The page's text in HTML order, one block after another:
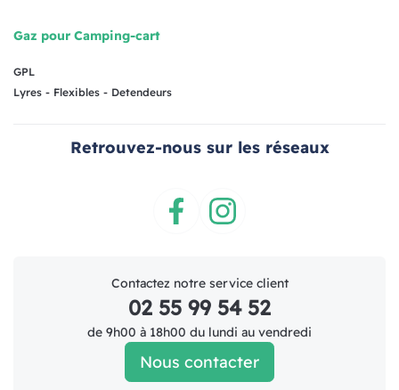
Gaz pour Camping-cart
GPL
Lyres - Flexibles - Detendeurs
Retrouvez-nous sur les réseaux
Contactez notre service client
02 55 99 54 52
de 9h00 à 18h00 du lundi au vendredi
Nous contacter